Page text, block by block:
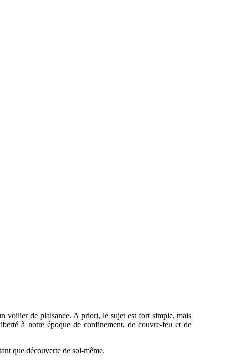
voilier de plaisance. A priori, le sujet est fort simple, mais
à notre époque de confinement, de couvre-feu et de
que découverte de soi-même.